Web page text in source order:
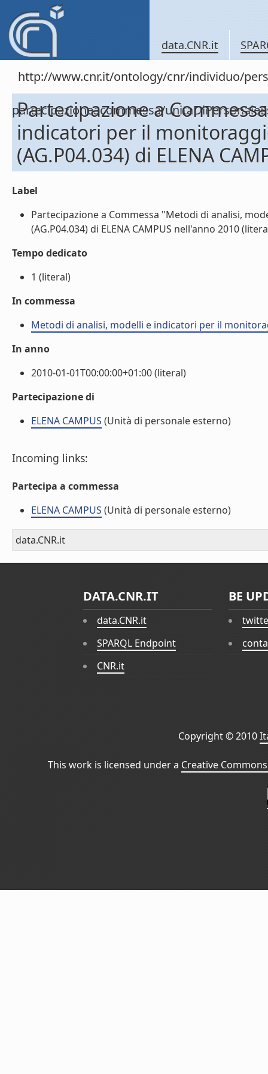
data.CNR.it
http://www.cnr.it/ontology/cnr/individuo/
partecipazioneacommessa/
Partecipazione a
indicatori per il
(AG.P04.034) di ELENA
Label
Partecipazione a Commessa "Metodi di analisi,
(AG.P04.034) di ELENA CAMPUS nell'anno 2010
Tempo dedicato
1 (literal)
In commessa
Metodi di analisi, modelli e indicatori per il
In anno
2010-01-01T00:00:00+01:00 (literal)
Partecipazione di
ELENA CAMPUS (Unità di personale esterno)
Incoming links:
Partecipa a commessa
ELENA CAMPUS (Unità di personale esterno)
data.CNR.it
DATA.CNR.IT
data.CNR.it
SPARQL Endpoint
CNR.it
BE
Copyright © 2010
This work is licensed under a Creative